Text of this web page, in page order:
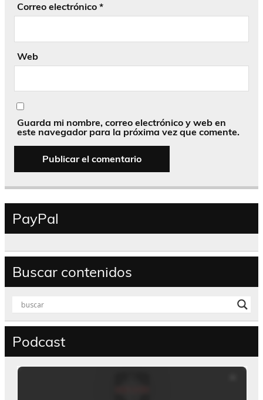
Correo electrónico *
Web
Guarda mi nombre, correo electrónico y web en
este navegador para la próxima vez que comente.
PayPal
Buscar contenidos
Podcast